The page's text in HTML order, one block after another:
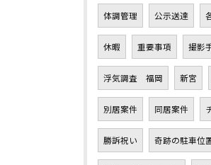
体調管理 公示送達
休暇 重要事項 撮影
浮気調査 福岡 新宮
別居案件 同居案件
勝訴祝い 奇跡の駐車位